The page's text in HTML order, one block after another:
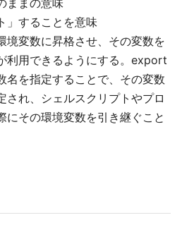
ままの意味
」することを意味
境変数に昇格させ、その変数を
利用できるようにする。export
名を指定することで、その変数
され、シェルスクリプトやプロ
にその環境変数を引き継ぐこと